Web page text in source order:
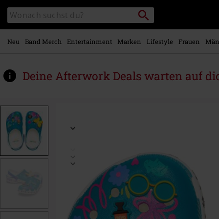
Hauptinhalt
springen
Katalog
durchsuchen
Packstation
suchen
Neu Band Merch Entertainment Marken Lifestyle Frauen
Deine Afterwork Deals warten auf
www.emp.at/p/kids-
585265.html